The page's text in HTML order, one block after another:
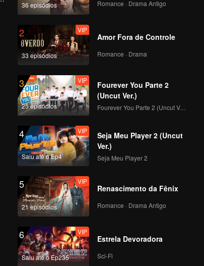
36 episódios Romance · Drama Antigo
2
33 episódios
VIP
Amor Fora de Controle
Romance · Drama
3
25 episódios
VIP
Fourever You Parte 2
(Uncut Ver.)
Fourever You Parte 2 (Uncut Ver.)
4
Saiu até o Ep4
VIP
Seja Meu Player 2 (Uncut
Ver.)
Seja Meu Player 2
5
21 episódios
VIP
Renascimento da Fênix
Romance · Drama Antigo
6
Saiu até o Ep235
VIP
Estrela Devoradora
Sci-Fi